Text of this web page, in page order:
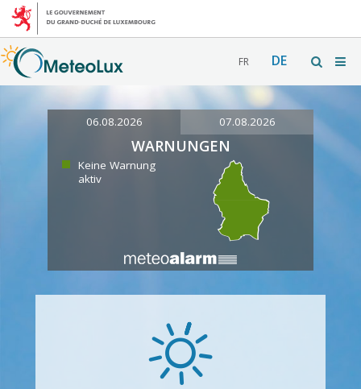
FR DE
06.08.2026 07.08.2026
WARNUNGEN
Keine Warnung
aktiv